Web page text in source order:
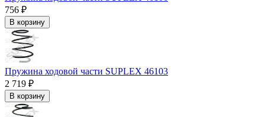
756 ₽
В корзину
Пружина ходовой части SUPLEX 46103
2 719 ₽
В корзину